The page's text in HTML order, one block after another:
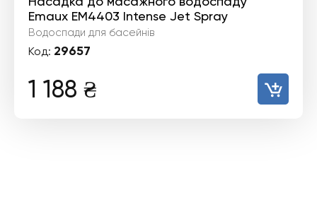
Emaux EM4403 Intense Jet Spray
Водоспади для басейнів
Код: 29657
1 188 ₴